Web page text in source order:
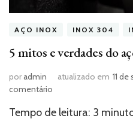
AÇO INOX INOX 304
5 mitos e verdades do
poradmin atualizado em 11
comentário
mitos
Tempo de leitura: 3